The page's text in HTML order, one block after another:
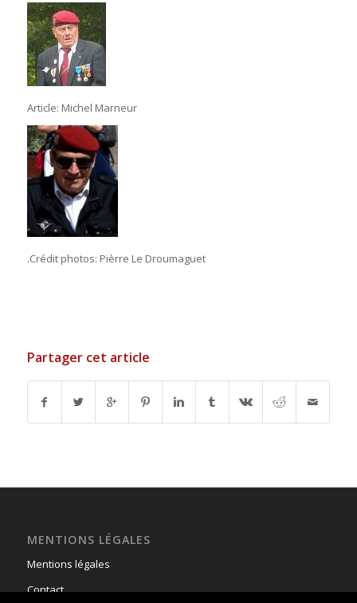
Article: Michel Marneur
.Crédit photos: Pièrre Le Droumaguet
Partager cet article
MENTIONS LÉGALES
Mentions légales
Contact